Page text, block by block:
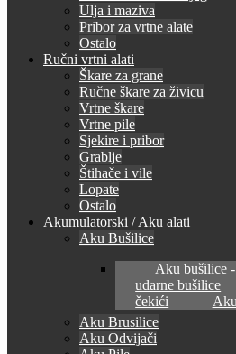
Ulja i maziva
Pribor za vrtne alate
Ostalo
Ručni vrtni alati
Škare za grane
Ručne škare za živicu
Vrtne škare
Vrtne pile
Sjekire i pribor
Grablje
Štihače i vile
Lopate
Ostalo
Akumulatorski / Aku alati
Aku Bušilice
Aku bušilice
udarne bušilice
čekići
Aku Brusilice
Aku Odvijači